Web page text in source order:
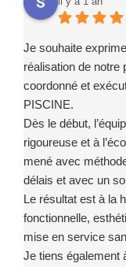
Je souhaite
réalisation de notre
coordonné et
PISCINE.
Dès le début,
rigoureuse et à
mené avec
délais et avec un
Le résultat est à la
fonctionnelle,
mise en service
Je tiens également